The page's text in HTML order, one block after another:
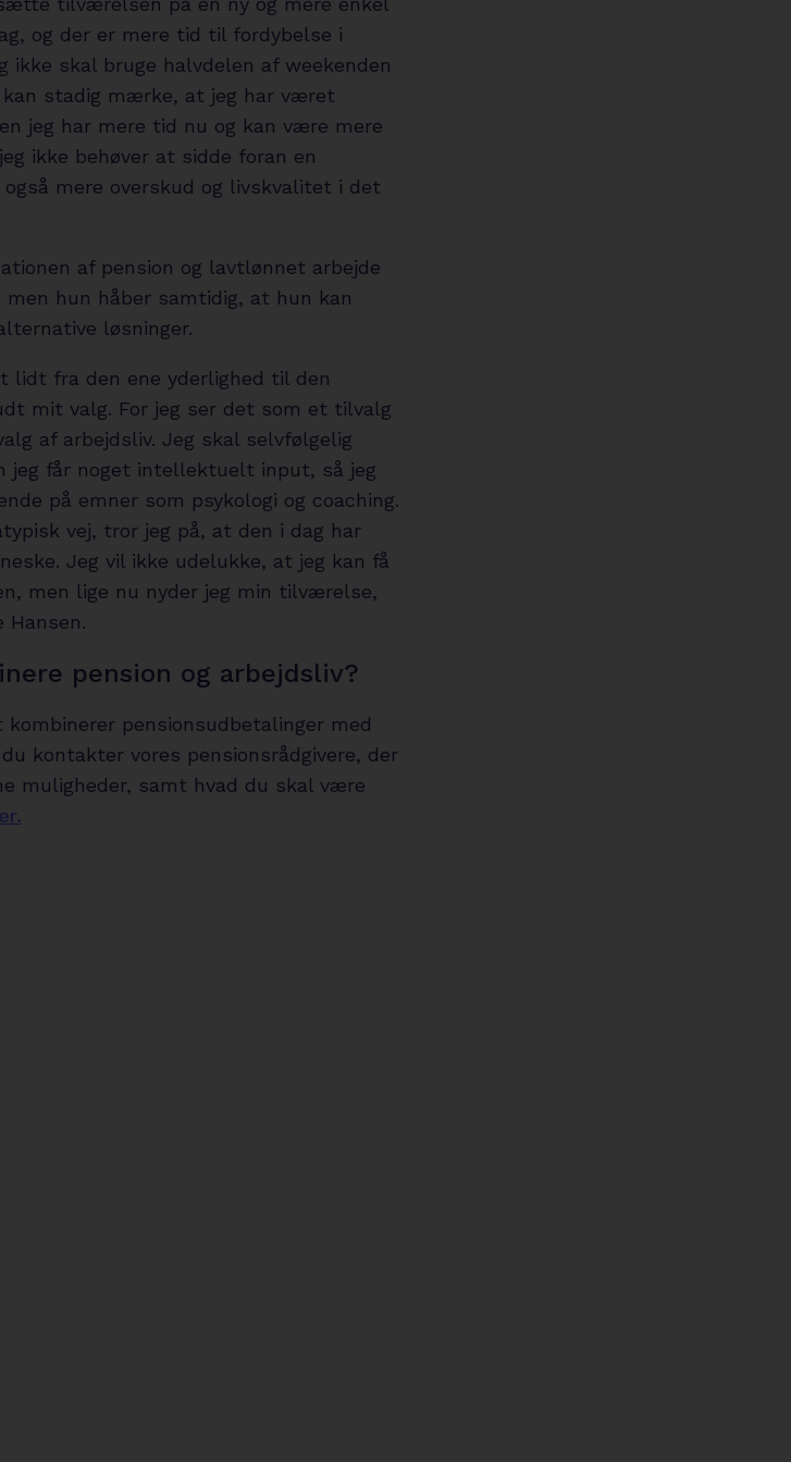
og der er mere tid til fordybelse i
ikke skal bruge halvdelen af weekenden
kan stadig mærke, at jeg har været
jeg har mere tid nu og kan være mere
ikke behøver at sidde foran en
mere overskud og livskvalitet i det
af pension og lavtlønnet arbejde
hun håber samtidig, at hun kan
løsninger.
lidt fra den ene yderlighed til den
mit valg. For jeg ser det som et tilvalg
af arbejdsliv. Jeg skal selvfølgelig
jeg får noget intellektuelt input, så jeg
på emner som psykologi og coaching.
vej, tror jeg på, at den i dag har
Jeg vil ikke udelukke, at jeg kan få
men lige nu nyder jeg min tilværelse,
Hansen.
pension og arbejdsliv?
pensionsudbetalinger med
kontakter vores pensionsrådgivere, der
muligheder, samt hvad du skal være